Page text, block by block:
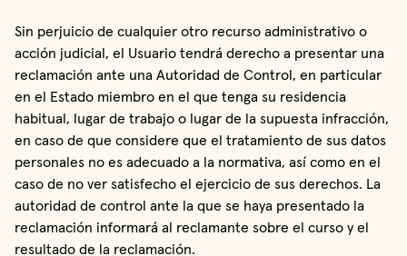
Sin perjuicio de cualquier otro recurso administrativo o
acción judicial, el Usuario tendrá derecho a presentar una
reclamación ante una Autoridad de Control, en particular
en el Estado miembro en el que tenga su residencia
habitual, lugar de trabajo o lugar de la supuesta infracción,
en caso de que considere que el tratamiento de sus datos
personales no es adecuado a la normativa, así como en el
caso de no ver satisfecho el ejercicio de sus derechos. La
autoridad de control ante la que se haya presentado la
reclamación informará al reclamante sobre el curso y el
resultado de la reclamación.